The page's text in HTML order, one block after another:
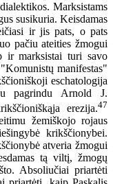
Marksistams
susikuria. Keisdamas
ir jis pats, o pats
pačiu ateities žmogui
ir marksistai turi savo
manifestas"
eschatologija
pagrindu Arnold J.
erezija.47
žemiškojo rojaus
krikščionybei.
atveria žmogui
tą viltį, žmogų
Absoliučiai priartėti